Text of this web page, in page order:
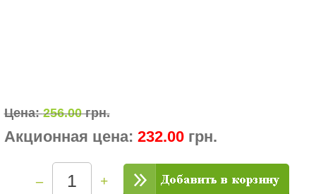
Цена:256.00грн.
Акционная цена: 232.00 грн.
– +